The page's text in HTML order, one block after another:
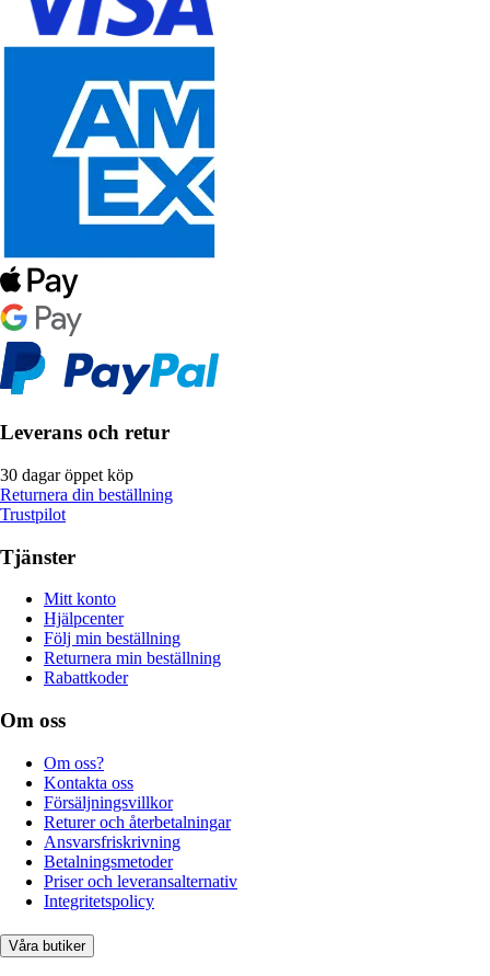
Leverans och retur
30 dagar öppet köp
Returnera din beställning
Trustpilot
Tjänster
Mitt konto
Hjälpcenter
Följ min beställning
Returnera min beställning
Rabattkoder
Om oss
Om oss?
Kontakta oss
Försäljningsvillkor
Returer och återbetalningar
Ansvarsfriskrivning
Betalningsmetoder
Priser och leveransalternativ
Integritetspolicy
Våra butiker